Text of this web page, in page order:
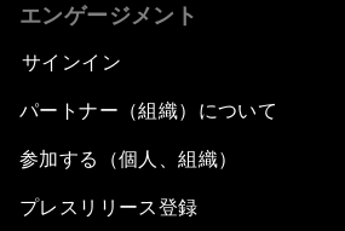
エンゲージメント
サインイン
パートナー（組織）について
参加する（個人、組織）
プレスリリース登録